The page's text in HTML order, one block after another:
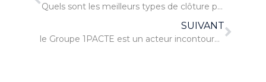
Quels sont les meilleurs types de clôture pour délimiter votre propriété ?
SUIVANT
le Groupe 1PACTE est un acteur incontournable dans la région des Alpes-Maritimes